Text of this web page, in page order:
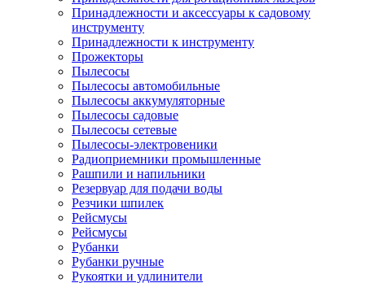
Принадлежности и аксессуары к садовому
инструменту
Принадлежности к инструменту
Прожекторы
Пылесосы
Пылесосы автомобильные
Пылесосы аккумуляторные
Пылесосы садовые
Пылесосы сетевые
Пылесосы-электровеники
Радиоприемники промышленные
Рашпили и напильники
Резервуар для подачи воды
Резчики шпилек
Рейсмусы
Рейсмусы
Рубанки
Рубанки ручные
Рукоятки и удлинители